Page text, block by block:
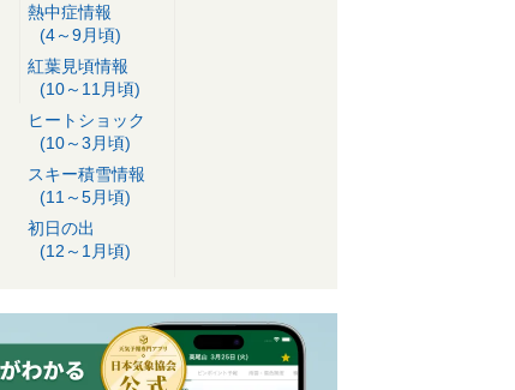
熱中症情報
(4～9月頃)
紅葉見頃情報
(10～11月頃)
ヒートショック
(10～3月頃)
スキー積雪情報
(11～5月頃)
初日の出
(12～1月頃)